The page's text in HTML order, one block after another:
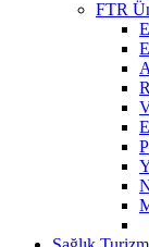
FTR